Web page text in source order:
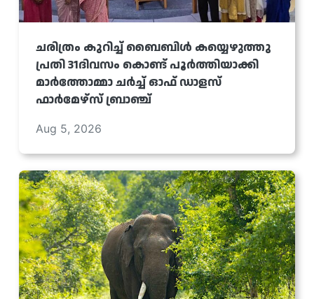
ചരിത്രം കുറിച്ച് ബൈബിൾ കയ്യെഴുത്തു
പ്രതി 31ദിവസം കൊണ്ട് പൂർത്തിയാക്കി
മാർത്തോമ്മാ ചർച്ച് ഓഫ് ഡാളസ്
ഫാർമേഴ്‌സ് ബ്രാഞ്ച്
Aug 5, 2026